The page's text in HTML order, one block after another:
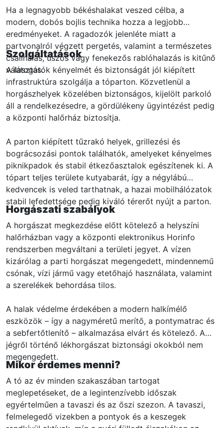
Ha a legnagyobb békéshalakat veszed célba, a
modern, dobós bojlis technika hozza a legjobb
eredményeket. A ragadozók jelenléte miatt a
partvonalról végzett pergetés, valamint a természetes
csalihalas, úszós vagy fenekezős rablóhalazás is kitűnő
választás.
Szolgáltatások
A látogatók kényelmét és biztonságát jól kiépített
infrastruktúra szolgálja a tóparton. Közvetlenül a
horgászhelyek közelében biztonságos, kijelölt parkoló
áll a rendelkezésedre, a gördülékeny ügyintézést pedig
a központi halőrház biztosítja.
A parton kiépített tűzrakó helyek, grillezési és
bográcsozási pontok találhatók, amelyeket kényelmes
piknikpadok és stabil étkezőasztalok egészítenek ki. A
tópart teljes területe kutyabarát, így a négylábú
kedvencek is veled tarthatnak, a hazai mobilhálózatok
stabil lefedettsége pedig kiváló térerőt nyújt a parton.
Horgászati szabályok
A horgászat megkezdése előtt kötelező a helyszíni
halőrházban vagy a központi elektronikus Horinfo
rendszerben megváltani a területi jegyet. A vízen
kizárólag a parti horgászat megengedett, mindennemű
csónak, vízi jármű vagy etetőhajó használata, valamint
a szerelékek behordása tilos.
A halak védelme érdekében a modern halkímélő
eszközök – így a nagyméretű merítő, a pontymatrac és
a sebfertőtlenítő – alkalmazása elvárt és kötelező. A
jégről történő lékhorgászat biztonsági okokból nem
megengedett.
Mikor érdemes menni?
A tó az év minden szakaszában tartogat
meglepetéseket, de a legintenzívebb időszak
egyértelműen a tavaszi és az őszi szezon. A tavaszi,
felmelegedő vizekben a pontyok és a keszegek